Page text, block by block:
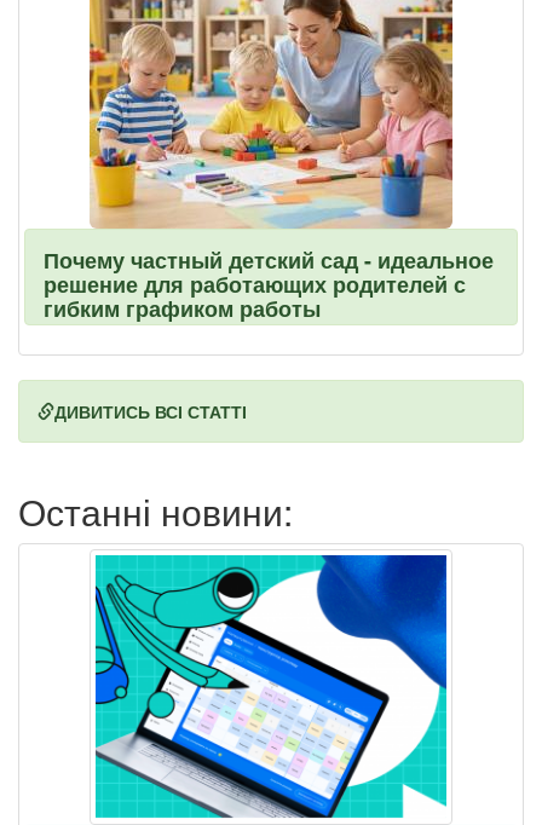
Почему частный детский сад - идеальное
решение для работающих родителей с
гибким графиком работы
ДИВИТИСЬ ВСІ СТАТТІ
Останні новини: